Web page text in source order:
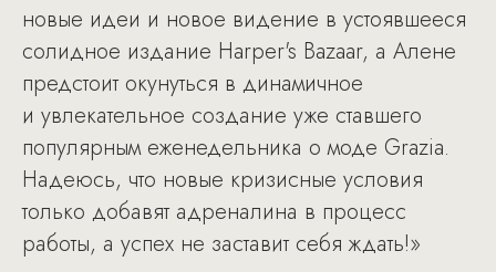
новые идеи и новое видение в устоявшееся
солидное издание Harper's Bazaar, а Алене
предстоит окунуться в динамичное
и увлекательное создание уже ставшего
популярным еженедельника о моде Grazia.
Надеюсь, что новые кризисные условия
только добавят адреналина в процесс
работы, а успех не заставит себя ждать!»